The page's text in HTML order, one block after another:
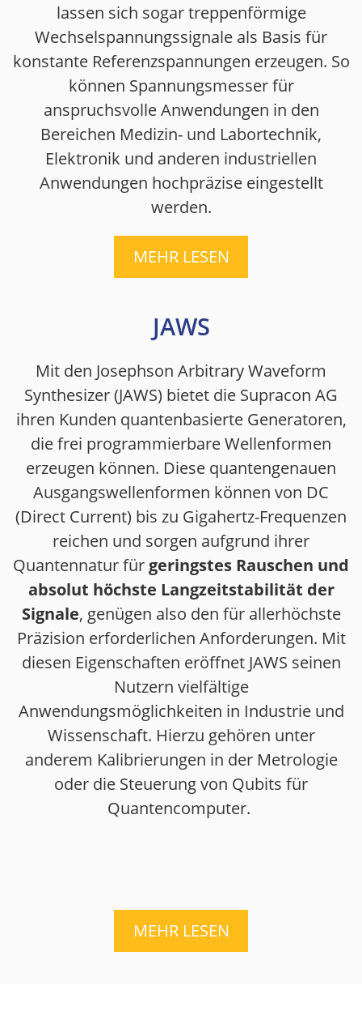
lassen sich sogar treppenförmige
Wechselspannungssignale als Basis für
konstante Referenzspannungen erzeugen. So
können Spannungsmesser für
anspruchsvolle Anwendungen in den
Bereichen Medizin- und Labortechnik,
Elektronik und anderen industriellen
Anwendungen hochpräzise eingestellt
werden.
MEHR LESEN
JAWS
Mit den Josephson Arbitrary Waveform
Synthesizer (JAWS) bietet die Supracon AG
ihren Kunden quantenbasierte Generatoren,
die frei programmierbare Wellenformen
erzeugen können. Diese quantengenauen
Ausgangswellenformen können von DC
(Direct Current) bis zu Gigahertz-Frequenzen
reichen und sorgen aufgrund ihrer
Quantennatur für geringstes Rauschen und
absolut höchste Langzeitstabilität der
Signale, genügen also den für allerhöchste
Präzision erforderlichen Anforderungen. Mit
diesen Eigenschaften eröffnet JAWS seinen
Nutzern vielfältige
Anwendungsmöglichkeiten in Industrie und
Wissenschaft. Hierzu gehören unter
anderem Kalibrierungen in der Metrologie
oder die Steuerung von Qubits für
Quantencomputer.
MEHR LESEN